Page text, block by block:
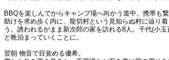
BBQを楽しんでからキャンプ場へ向かう道中、携帯も
助けを求め歩く内に、龍切村という見知らぬ村に辿り
う。誘われるがまま新次郎の家を訪れる8人。千代(小
と晩泊まっていくことに。
翌朝 物音で目覚める優希。